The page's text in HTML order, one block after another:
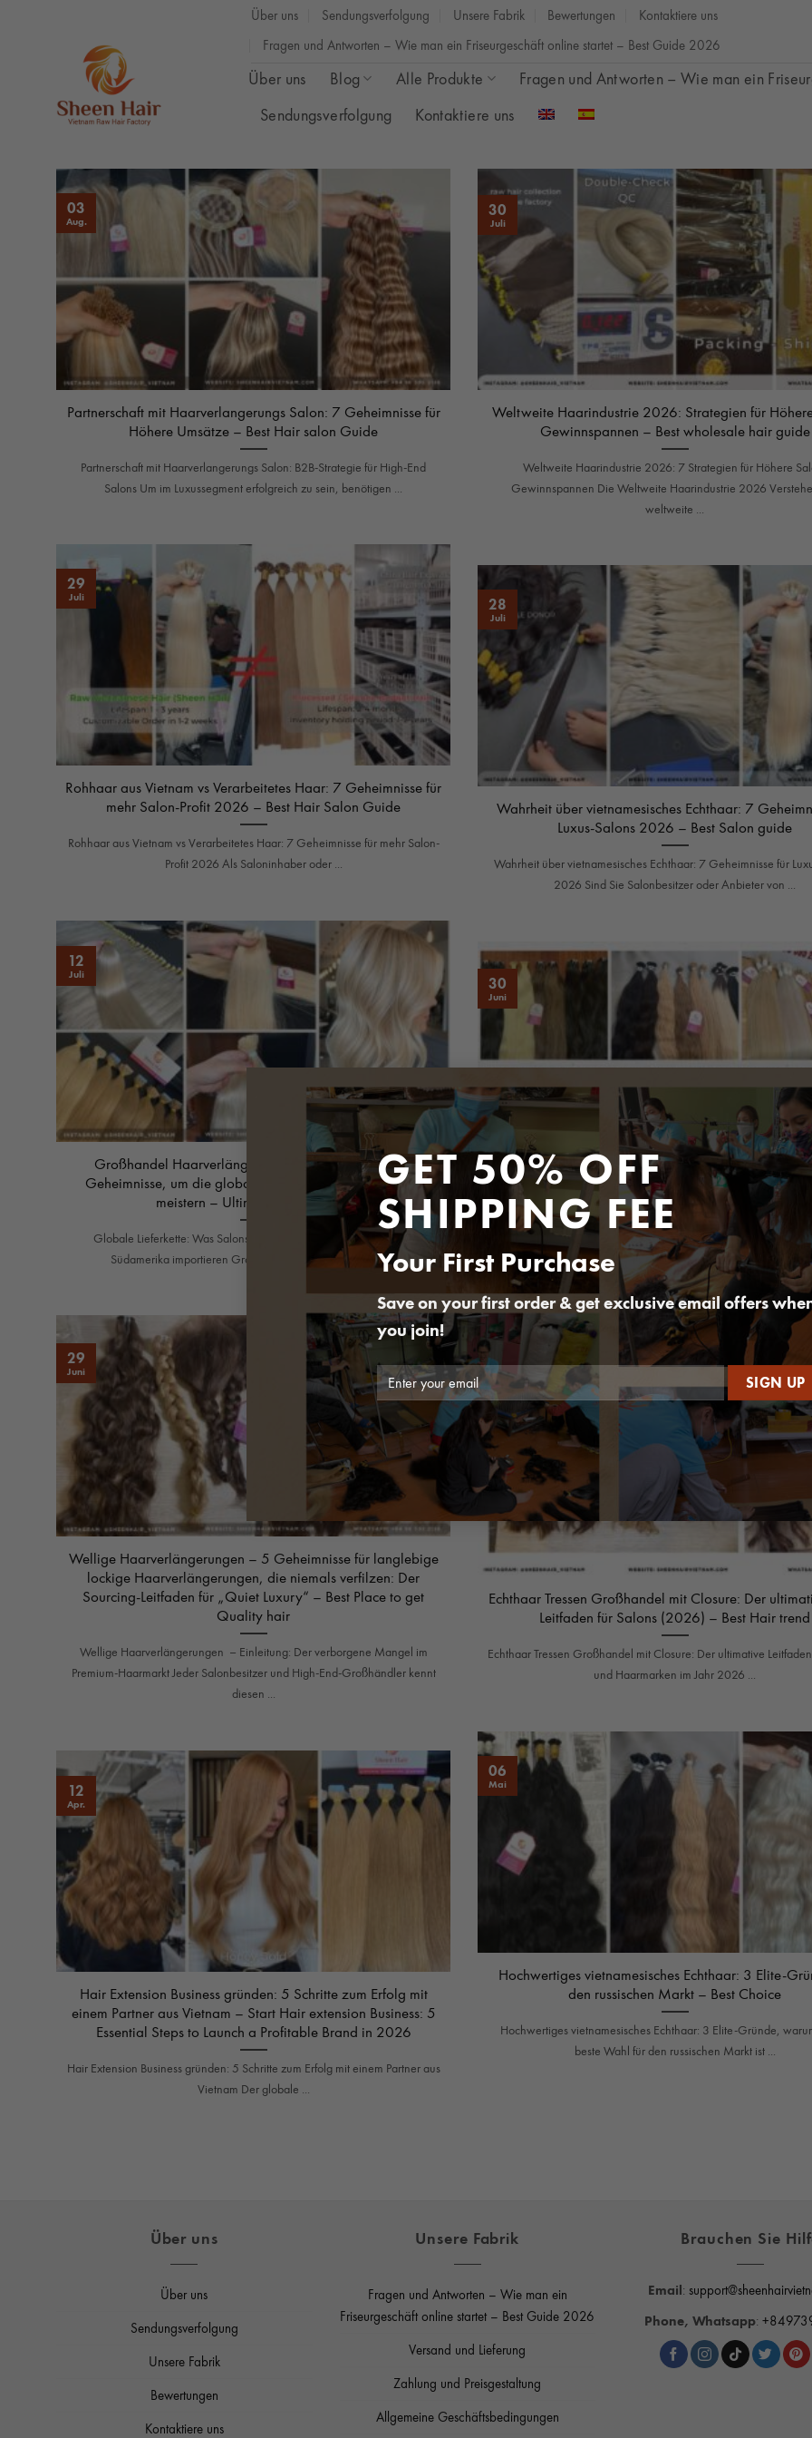
GET 50% OFF
SHIPPING FEE
Your First Purchase
Save on your first order & get exclusive email offers
you join!
Über uns Sendungsverfolgung Unsere Fabrik Bewertungen
Kontaktiere uns
Fragen und Antworten – Wie man ein Friseurgeschäft online startet – Best Guide 2026
Über uns Blog Alle Produkte
Fragen und Antworten – Wie man ein
Sendungsverfolgung
Kontaktiere uns
Partnerschaft mit Haarverlangerungs Salon: 7 Geheimnisse für
Höhere Umsätze – Best Hair salon Guide
Partnerschaft mit Haarverlangerungs Salon: B2B-Strategie für High-End
Salons Um im Luxussegment erfolgreich zu sein, benötigen ...
03
Aug.
Weltweite Haarindustrie 2026: Strategien für
Gewinnspannen – Best wholesale hair guide
Weltweite Haarindustrie 2026: 7 Strategien für Höhere
Gewinnspannen Die Weltweite Haarindustrie 2026
weltweite ...
30
Juli
Rohhaar aus Vietnam vs Verarbeitetes Haar: 7 Geheimnisse für
mehr Salon-Profit 2026 – Best Hair Salon Guide
Rohhaar aus Vietnam vs Verarbeitetes Haar: 7 Geheimnisse für mehr Salon-
Profit 2026 Als Saloninhaber oder ...
29
Juli
Wahrheit über vietnamesisches Echthaar: 7
Luxus-Salons 2026 – Best Salon guide
Wahrheit über vietnamesisches Echthaar: 7 Geheimnisse für
2026 Sind Sie Salonbesitzer oder Anbieter von ...
28
Juli
Großhandel Haarverlängerung Anbieter Vergleich: 4
Geheimnisse, um die globale Lieferkette wie ein Profi zu
meistern – Ultimate hair supplier
Globale Lieferkette: Was Salons in den USA, Kanada, der EU und
Südamerika importieren Großhandel Haarverlängerung ...
12
Juli
Besten Haarhersteller für Salon-Netzwerke: 1
Formel, um Multi-Standort-Lieferketten rentabel zu
revolutionäre Formel, um Multi-Standort-Lieferketten
zu skalieren – Best Place of Reliable Hair
Besten Haarhersteller für Salon-Netzwerke: 1 revolutionäre
Multi-Standort-Lieferketten rentabel zu skalieren Die Leitung
30
Juni
Wellige Haarverlängerungen – 5 Geheimnisse für langlebige
lockige Haarverlängerungen, die niemals verfilzen: Der
Sourcing-Leitfaden für „Quiet Luxury“ – Best Place to get
Quality hair
Wellige Haarverlängerungen – Einleitung: Der verborgene Mangel im
Premium-Haarmarkt Jeder Salonbesitzer und High-End-Großhändler kennt
diesen ...
29
Juni
Echthaar Tressen Großhandel mit Closure: Der
Leitfaden für Salons (2026) – Best Hair trend
Echthaar Tressen Großhandel mit Closure: Der ultimative
und Haarmarken im Jahr 2026 ...
02
Juni
Hochwertiges vietnamesisches Echthaar: 3 Elite-
den russischen Markt – Best Choice
Hochwertiges vietnamesisches Echthaar: 3 Elite-Gründe,
beste Wahl für den russischen Markt ist ...
06
Mai
Hair Extension Business gründen: 5 Schritte zum Erfolg mit
einem Partner aus Vietnam – Start Hair extension Business: 5
Essential Steps to Launch a Profitable Brand in 2026
Hair Extension Business gründen: 5 Schritte zum Erfolg mit einem Partner aus
Vietnam Der globale ...
12
Apr.
Über uns
Über uns
Sendungsverfolgung
Unsere Fabrik
Bewertungen
Kontaktiere uns
Unsere Fabrik
Fragen und Antworten – Wie man ein
Friseurgeschäft online startet – Best Guide 2026
Versand und Lieferung
Zahlung und Preisgestaltung
Allgemeine Geschäftsbedingungen
Brauchen Sie
Email:
Phone, Whatsapp: